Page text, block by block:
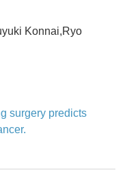
Konnai,Ryo
surgery predicts